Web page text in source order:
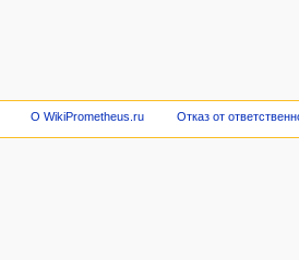
О WikiPrometheus.ru Отказ от